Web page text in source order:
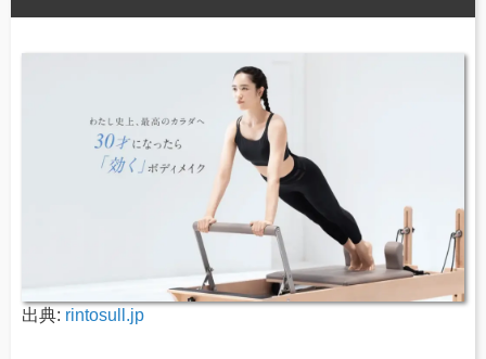
出典: rintosull.jp